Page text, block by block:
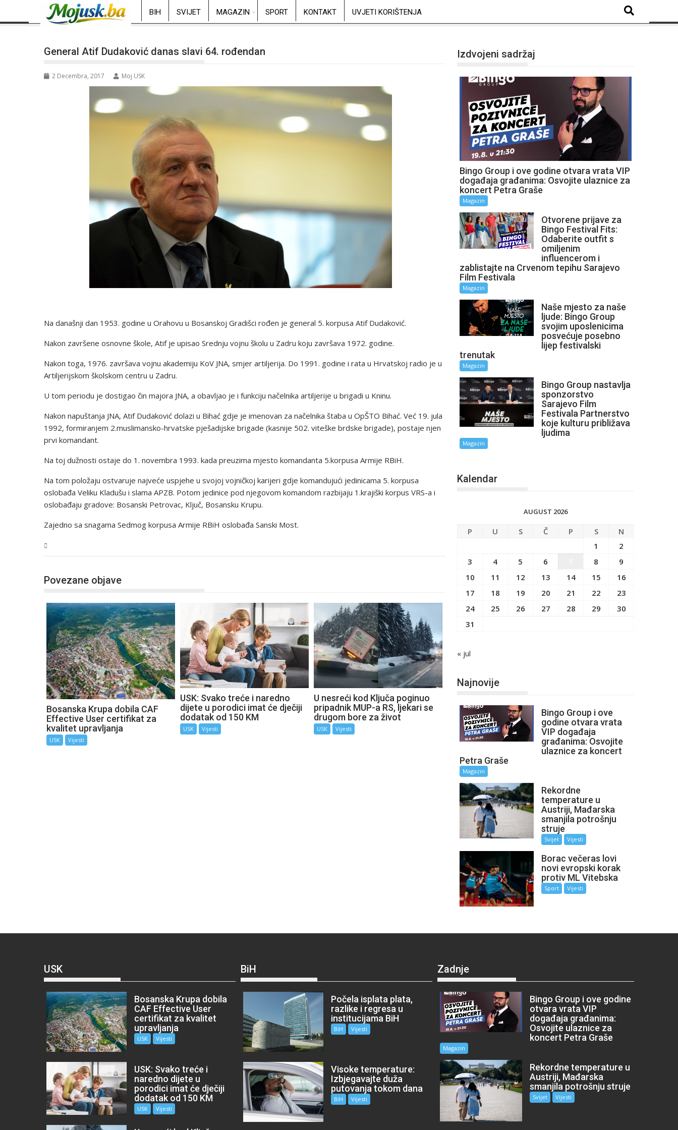
BIH SVIJET MAGAZIN SPORT KONTAKT UVJETI KORIŠTENJA
General Atif Dudaković danas slavi 64. rođendan
2 Decembra, 2017 Moj USK
Na današnji dan 1953. godine u Orahovu u Bosanskoj Gradišci rođen je general 5. korpusa Atif Dudaković.
Nakon završene osnovne škole, Atif je upisao Srednju vojnu školu u Zadru koju završava 1972. godine.
Nakon toga, 1976. završava vojnu akademiju KoV JNA, smjer artiljerija. Do 1991. godine i rata u Hrvatskoj radio je u
Artiljerijskom školskom centru u Zadru.
U tom periodu je dostigao čin majora JNA, a obavljao je i funkciju načelnika artiljerije u brigadi u Kninu.
Nakon napuštanja JNA, Atif Dudaković dolazi u Bihać gdje je imenovan za načelnika štaba u OpŠTO Bihać. Već 19. jula
1992, formiranjem 2.muslimansko-hrvatske pješadijske brigade (kasnije 502. viteške brdske brigade), postaje njen
prvi komandant.
Na toj dužnosti ostaje do 1. novembra 1993. kada preuzima mjesto komandanta 5.korpusa Armije RBiH.
Na tom položaju ostvaruje najveće uspjehe u svojoj vojničkoj karijeri gdje komandujući jedinicama 5. korpusa
oslobađa Veliku Kladušu i slama APZB. Potom jedinice pod njegovom komandom razbijaju 1.krajiški korpus VRS-a i
oslobađaju gradove: Bosanski Petrovac, Ključ, Bosansku Krupu.
Zajedno sa snagama Sedmog korpusa Armije RBiH oslobađa Sanski Most.
Povezane objave
Bosanska Krupa dobila CAF
Effective User certifikat za
kvalitet upravljanja
USK Vijesti
USK: Svako treće i naredno
dijete u porodici imat će dječiji
dodatak od 150 KM
USK Vijesti
U nesreći kod Ključa poginuo
pripadnik MUP-a RS, ljekari se
drugom bore za život
USK Vijesti
Izdvojeni sadržaj
Bingo Group i ove godine otvara vrata VIP
događaja građanima: Osvojite ulaznice za
koncert Petra Graše
Magazin
Otvorene prijave za
Bingo Festival Fits:
Odaberite outfit s
omiljenim
influencerom i
zablistajte na Crvenom tepihu Sarajevo
Film Festivala
Magazin
Naše mjesto za naše
ljude: Bingo Group
svojim uposlenicima
posvećuje posebno
lijep festivalski
trenutak
Magazin
Bingo Group nastavlja
sponzorstvo
Sarajevo Film
Festivala Partnerstvo
koje kulturu približava
ljudima
Magazin
Kalendar
AUGUST 2026
P U S Č P S
N
1
2
3
4 5 6 8
9
10
11 12 13 14 15
16
17
18 19 20 21 22
23
24
25 26 27 28 29
30
31
« jul
Najnovije
Bingo Group i ove
godine otvara vrata
VIP događaja
građanima: Osvojite
ulaznice za koncert
Petra Graše
Magazin
Rekordne
temperature u
Austriji, Mađarska
smanjila potrošnju
struje
Svijet Vijesti
Borac večeras lovi
novi evropski korak
protiv ML Vitebska
Sport Vijesti
USK
Bosanska Krupa dobila
CAF Effective User
certifikat za kvalitet
upravljanja
USK Vijesti
USK: Svako treće i
naredno dijete u
porodici imat će dječiji
dodatak od 150 KM
USK Vijesti
BiH
Počela isplata plata,
razlike i regresa u
institucijama BiH
BiH Vijesti
Visoke temperature:
Izbjegavajte duža
putovanja tokom dana
BiH Vijesti
Zadnje
Bingo Group i ove godine
otvara vrata VIP
događaja građanima:
Osvojite ulaznice za
koncert Petra Graše
Magazin
Rekordne temperature u
Austriji, Mađarska
smanjila potrošnju struje
Svijet Vijesti